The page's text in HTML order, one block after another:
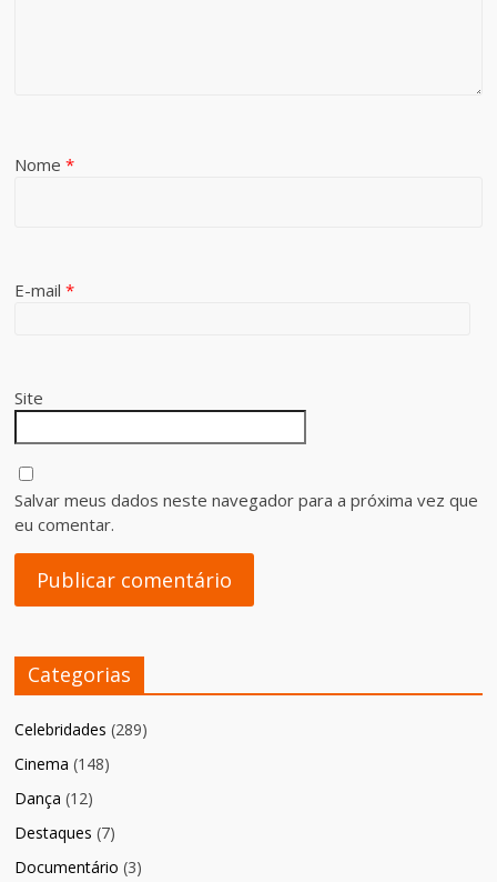
Nome*
E-mail*
Site
Salvar meus dados neste navegador para a próxima vez que
eu comentar.
Categorias
Celebridades (289)
Cinema (148)
Dança (12)
Destaques (7)
Documentário (3)